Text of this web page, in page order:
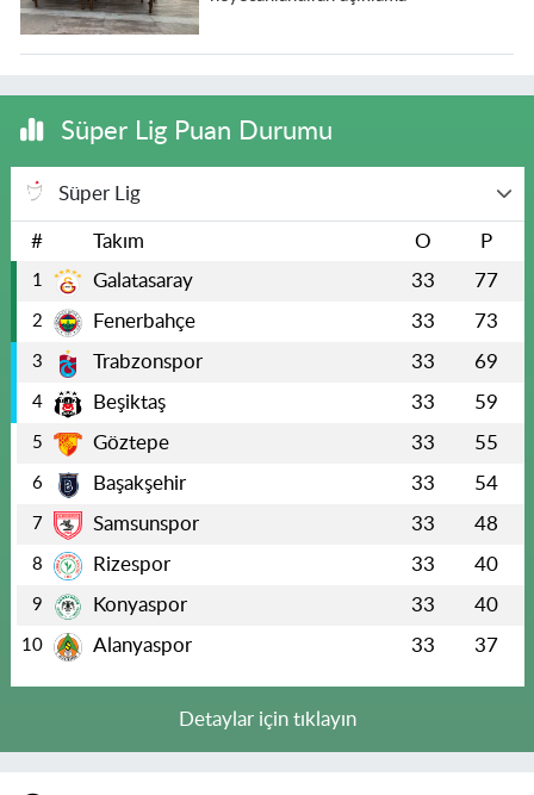
Süper Lig Puan Durumu
Süper Lig
# Takım O P
1 Galatasaray 33 77
2 Fenerbahçe 33 73
3 Trabzonspor 33 69
4 Beşiktaş 33 59
5 Göztepe 33 55
6 Başakşehir 33 54
7 Samsunspor 33 48
8 Rizespor 33 40
9 Konyaspor 33 40
10 Alanyaspor 33 37
Detaylar için tıklayın